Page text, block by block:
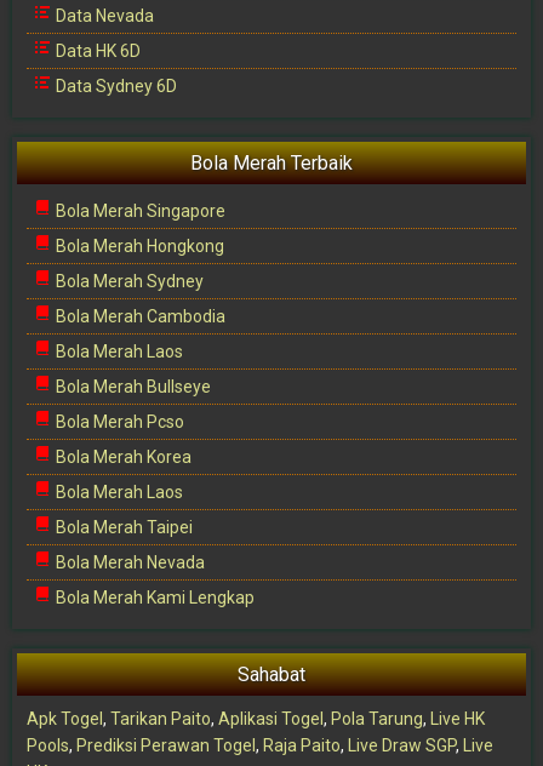
Data Nevada
Data HK 6D
Data Sydney 6D
Bola Merah Terbaik
Bola Merah Singapore
Bola Merah Hongkong
Bola Merah Sydney
Bola Merah Cambodia
Bola Merah Laos
Bola Merah Bullseye
Bola Merah Pcso
Bola Merah Korea
Bola Merah Laos
Bola Merah Taipei
Bola Merah Nevada
Bola Merah Kami Lengkap
Sahabat
Apk Togel , Tarikan Paito, Aplikasi Togel , Pola Tarung,
Live HK
Pools, Prediksi Perawan Togel , Raja Paito, Live Draw SGP,
Live